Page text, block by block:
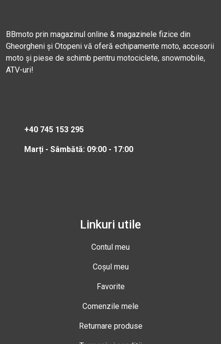
BBmoto prin magazinul online & magazinele fizice din
Gheorgheni și Otopeni vă oferă echipamente moto, accesorii
moto și piese de schimb pentru motociclete, snowmobile,
ATV-uri!
+40 745 153 295
Marți - Sâmbătă: 09:00 - 17:00
Linkuri utile
Contul meu
Coșul meu
Favorite
Comenzile mele
Returnare produse